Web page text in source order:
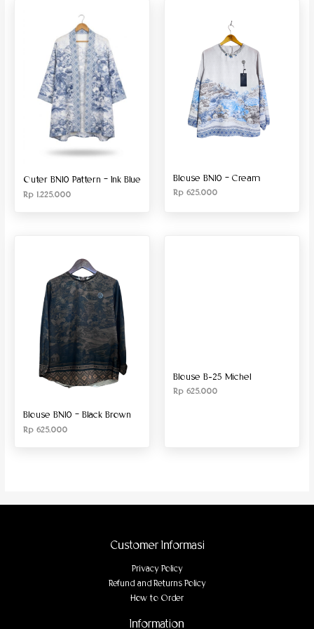
Produk Size
Outer BN10 Pattern – Ink Blue
Rp1.225.000
Blouse BN10 – Cream
Rp 625.000
Blouse BN10 – Black Brown
Rp625.000
Blouse B-25 Michel
Rp 625.000
Customer Informasi
Privacy Policy
Refund and Returns Policy
How to Order
Information